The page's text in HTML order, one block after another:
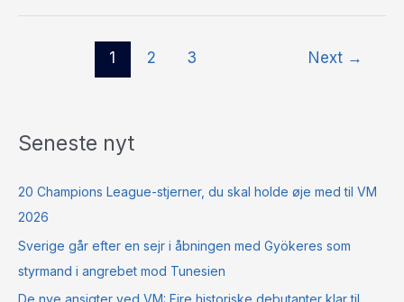
1 2 3 Next →
Seneste nyt
20 Champions League-stjerner, du skal holde øje med til VM
2026
Sverige går efter en sejr i åbningen med Gyökeres som
styrmand i angrebet mod Tunesien